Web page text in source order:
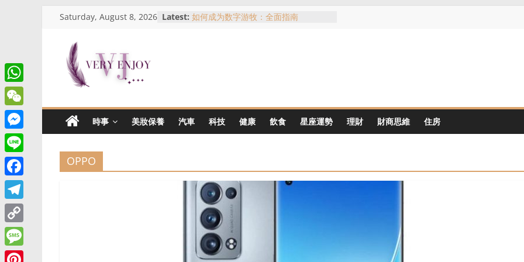
content
Saturday, August 8, 2026 Latest: 如何成为数字游牧：全面指南
事件全景解析
Very
Enjoy
这
是
一
時事 美妝保養 汽車 科技 健康 飲食 星座運勢 理財 財商思維 住房
OPPO
W
h
a
t
s
A
p
p
W
e
C
h
a
t
M
e
s
s
e
n
g
L
i
n
e
F
a
c
e
T
e
l
C
o
M